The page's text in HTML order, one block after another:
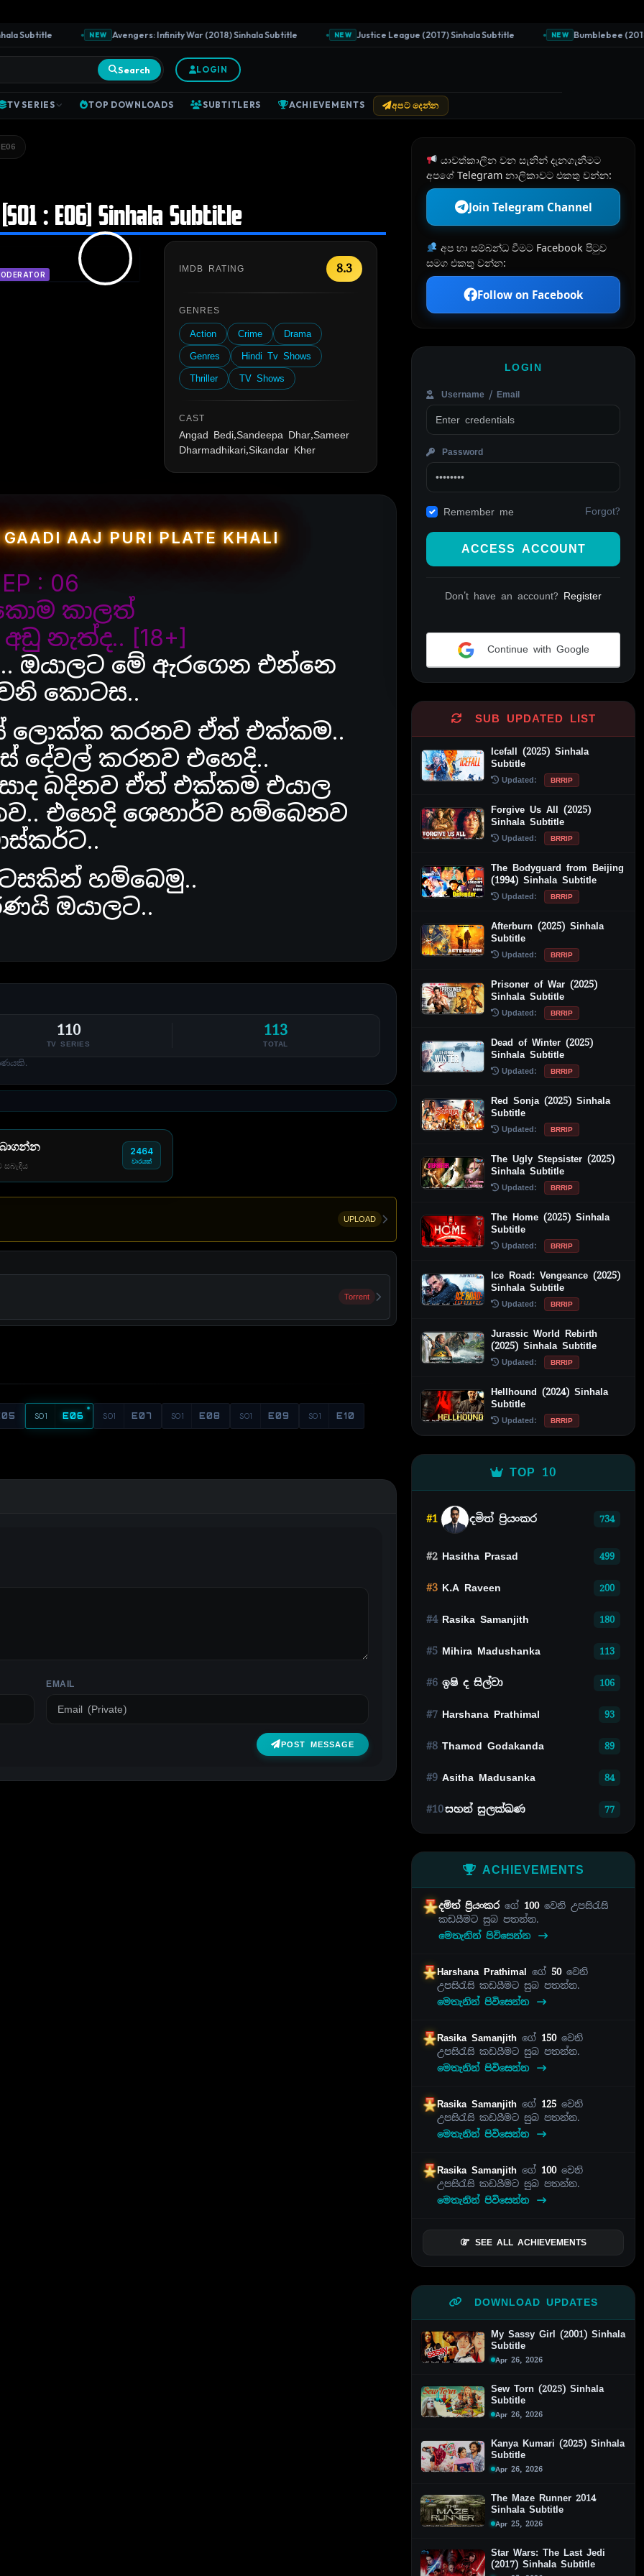
Subtitle NEW Avengers: Infinity War (2018) Sinhala Subtitle NEW Justice League (2017) Sinhala Subtitle NEW Bumblebee (2018)
Search LOGIN
TV SERIES TOP DOWNLOADS SUBTITLERS ACHIEVEMENTS අපට දෙන්න
: E06] Sinhala Subtitle
IMDB RATING 8.3
GENRES
Action Crime
Drama
Genres
Hindi Tv Shows
Thriller
TV Shows
CAST
Angad Bedi,Sandeepa Dhar,Sameer
Dharmadhikari,Sikandar Kher
AAJ PURI PLATE KHALI
EP : 06
කාලත්
නැත්ද.. [18+]
ඔයාලට මේ ඇරගෙන එන්නෙ
කොටස..
ලොක්ක කරනව ඒත් එක්කම..
දේවල් කරනව එහෙදි..
බදිනව ඒත් එක්කම එයාල
එහෙදි ශෙහාර්ව හම්බෙනව
හම්බෙමු..
ඔයාලට..
110
TV SERIES
113
TOTAL
සබැඳිය
2464
වාරයක්
UPLOAD
Torrent
S01 E06 S01 E07 S01 E08 S01 E09 S01 E10
EMAIL
POST MESSAGE
යාවත්කාලීන වන සැනින් දැනගැනීමට
අපගේ Telegram නාලිකාවට එකතු වන්න:
Join Telegram Channel
අප හා සම්බන්ධ වීමට Facebook පිටුව
සමග එකතු වන්න:
Follow on Facebook
LOGIN
Username / Email
Password
Remember me Forgot?
ACCESS ACCOUNT
Don't have an account? Register
Continue with Google
SUB UPDATED LIST
Icefall (2025) Sinhala
Subtitle
Updated: BRRIP
Forgive Us All (2025)
Sinhala Subtitle
Updated: BRRIP
The Bodyguard from Beijing
(1994) Sinhala Subtitle
Updated: BRRIP
Afterburn (2025) Sinhala
Subtitle
Updated: BRRIP
Prisoner of War (2025)
Sinhala Subtitle
Updated: BRRIP
Dead of Winter (2025)
Sinhala Subtitle
Updated: BRRIP
Red Sonja (2025) Sinhala
Subtitle
Updated: BRRIP
The Ugly Stepsister (2025)
Sinhala Subtitle
Updated: BRRIP
The Home (2025) Sinhala
Subtitle
Updated: BRRIP
Ice Road: Vengeance (2025)
Sinhala Subtitle
Updated: BRRIP
Jurassic World Rebirth
(2025) Sinhala Subtitle
Updated: BRRIP
Hellhound (2024) Sinhala
Subtitle
Updated: BRRIP
TOP 10
#1 දමිත් ප්‍රියංකර 734
#2 Hasitha Prasad 499
#3 K.A Raveen 200
#4 Rasika Samanjith 180
#5 Mihira Madushanka 113
#6 ඉෂි ද සිල්වා 106
#7 Harshana Prathimal 93
#8 Thamod Godakanda 89
#9 Asitha Madusanka 84
#10සහන් සුලක්ඛණ 77
ACHIEVEMENTS
දමිත් ප්‍රියංකර ගේ 100වෙනි උපසිරැසි
කඩයීමට සුබ පතන්න.
මෙතැනින් පිවිසෙන්න
Harshana Prathimal ගේ 50වෙනි
උපසිරැසි කඩයීමට සුබ පතන්න.
මෙතැනින් පිවිසෙන්න
Rasika Samanjithගේ 150වෙනි
උපසිරැසි කඩයීමට සුබ පතන්න.
මෙතැනින් පිවිසෙන්න
Rasika Samanjithගේ 125 වෙනි
උපසිරැසි කඩයීමට සුබ පතන්න.
මෙතැනින් පිවිසෙන්න
Rasika Samanjithගේ 100වෙනි
උපසිරැසි කඩයීමට සුබ පතන්න.
මෙතැනින් පිවිසෙන්න
SEE ALL ACHIEVEMENTS
DOWNLOAD UPDATES
My Sassy Girl (2001) Sinhala
Subtitle
Apr 26, 2026
Sew Torn (2025) Sinhala
Subtitle
Apr 26, 2026
Kanya Kumari (2025) Sinhala
Subtitle
Apr 26, 2026
The Maze Runner 2014
Sinhala Subtitle
Apr 25, 2026
Star Wars: The Last Jedi
(2017) Sinhala Subtitle